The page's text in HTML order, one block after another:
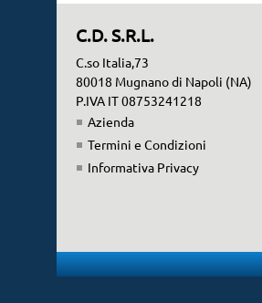
C.D. S.R.L.
C.so Italia,73
80018 Mugnano di Napoli (NA)
P.IVA IT 08753241218
Azienda
Termini e Condizioni
Informativa Privacy